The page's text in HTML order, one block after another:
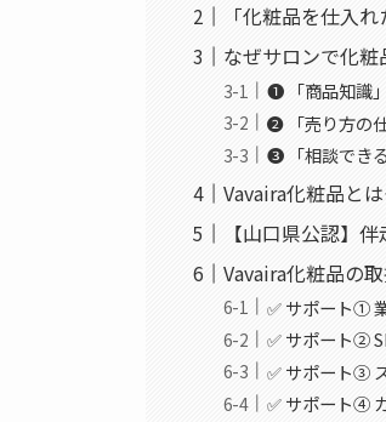
「化粧品を仕入
なぜサロンで化
❶ 「商品知識
❷ 「売り方の
❸ 「相談でき
Vavaira化粧品と
【山口県公認】
Vavaira化粧品の
✅ サポート①
✅ サポート②
✅ サポート③
✅ サポート④